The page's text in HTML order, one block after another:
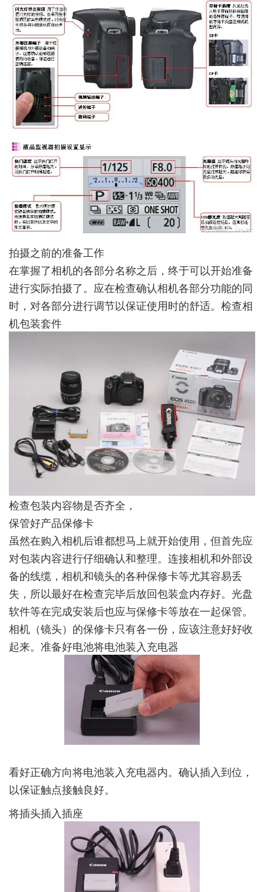
拍摄之前的准备工作
在掌握了相机的各部分名称之后，终于可以开始准备
进行实际拍摄了。应在检查确认相机各部分功能的同
时，对各部分进行调节以保证使用时的舒适。检查相
机包装套件
检查包装内容物是否齐全，
保管好产品保修卡
虽然在购入相机后谁都想马上就开始使用，但首先应
对包装内容进行仔细确认和整理。连接相机和外部设
备的线缆，相机和镜头的各种保修卡等尤其容易丢
失，所以最好在检查完毕后放回包装盒内存好。光盘
软件等在完成安装后也应与保修卡等放在一起保管。
相机（镜头）的保修卡只有各一份，应该注意好好收
起来。准备好电池将电池装入充电器
看好正确方向将电池装入充电器内。确认插入到位，
以保证触点接触良好。
将插头插入插座